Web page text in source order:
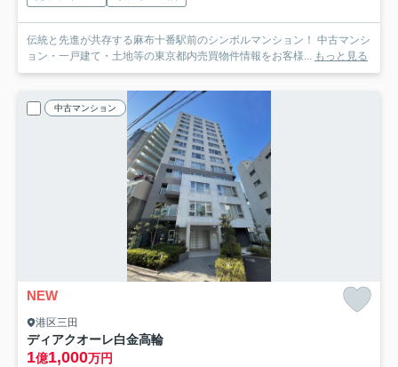
伝統と先進が共存する麻布十番駅前のシンボルマンション！ 中古マンシ
ョン・一戸建て・土地等の東京都内売買物件情報をお客様... もっと見る
中古マンション
NEW
港区三田
ディアクオーレ白金高輪
1億1,000万円